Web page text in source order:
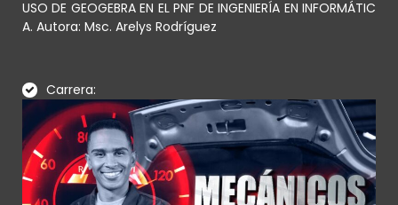
USO DE GEOGEBRA EN EL PNF DE INGENIERÍA EN INFORMÁTIC
A. Autora: Msc. Arelys Rodríguez
Carrera: